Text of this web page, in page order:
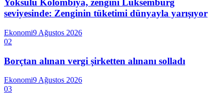
Yoksulu Kolombiya, zengini Lüksemburg
seviyesinde: Zenginin tüketimi dünyayla yarışıyor
Ekonomi9 Ağustos 2026
02
Borçtan alınan vergi şirketten alınanı solladı
Ekonomi9 Ağustos 2026
03